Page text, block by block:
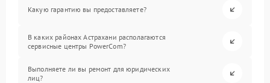
Какую гарантию вы предоставляете?
В каких районах Астрахани располагаются
сервисные центры PowerCom?
Выполняете ли вы ремонт для юридических
лиц?